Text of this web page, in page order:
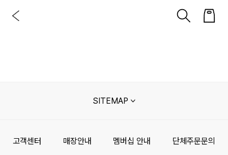
SITEMAP
고객센터 매장안내 멤버십 안내 단체주문문의